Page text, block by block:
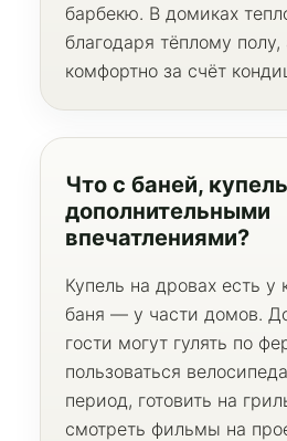
барбекю. В домиках
благодаря тёплому полу,
комфортно за счёт
Что с баней,
дополнительными
впечатлениями?
Купель на дровах есть у
баня — у части домов.
гости могут гулять по
пользоваться
период, готовить на
смотреть фильмы на